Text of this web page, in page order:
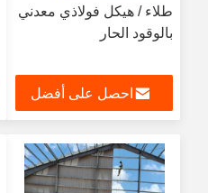
طلاء / هيكل فولاذي معدني
بالوقود الحار
احصل على أفضل